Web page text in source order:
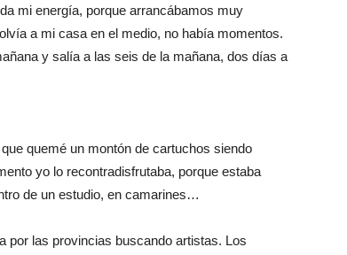
mi energía, porque arrancábamos muy
a mi casa en el medio, no había momentos.
y salía a las seis de la mañana, dos días a
quemé un montón de cartuchos siendo
yo lo recontradisfrutaba, porque estaba
de un estudio, en camarines…
por las provincias buscando artistas. Los